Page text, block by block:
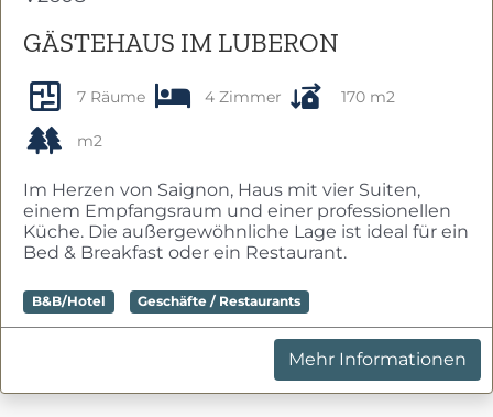
GÄSTEHAUS IM LUBERON
7 Räume 4 Zimmer 170 m2
m2
Im Herzen von Saignon, Haus mit vier Suiten,
einem Empfangsraum und einer professionellen
Küche. Die außergewöhnliche Lage ist ideal für ein
Bed & Breakfast oder ein Restaurant.
B&B/Hotel Geschäfte / Restaurants
Mehr Informationen